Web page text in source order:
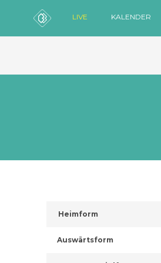
LIVE KALENDER
Heimform
Auswärtsform